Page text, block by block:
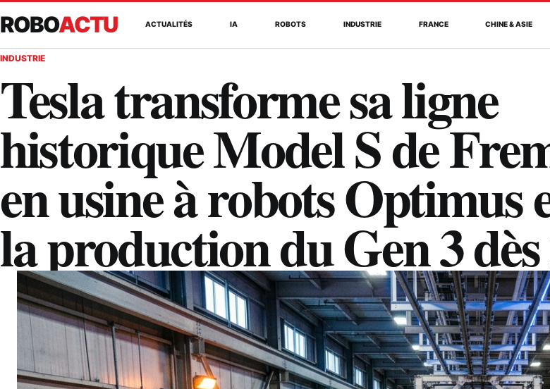
ROBOACTU ACTUALITÉS IA ROBOTS INDUSTRIE FRANCE CHINE & ASIE
INDUSTRIE
Tesla transforme sa ligne
historique Model S de
en usine à robots Optimus
la production du Gen 3